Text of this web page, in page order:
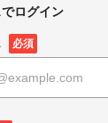
ログイン
必須